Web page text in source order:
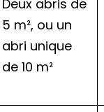
Deux abris de
5 m², ou un
abri unique
de 10 m²